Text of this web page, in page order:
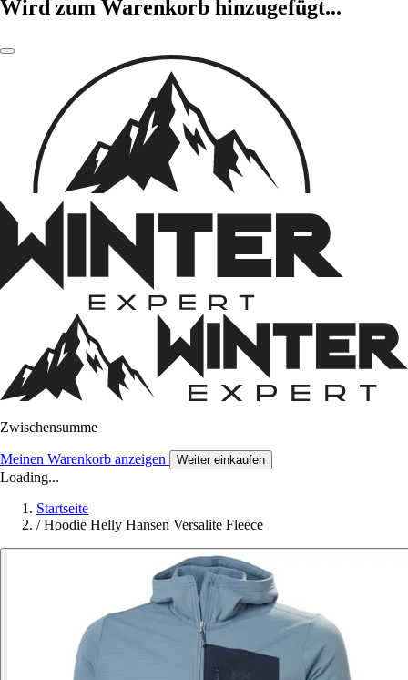
Wird zum Warenkorb hinzugefügt...
Zwischensumme
Meinen Warenkorb anzeigen Weiter einkaufen
Loading...
Startseite
/ Hoodie Helly Hansen Versalite Fleece